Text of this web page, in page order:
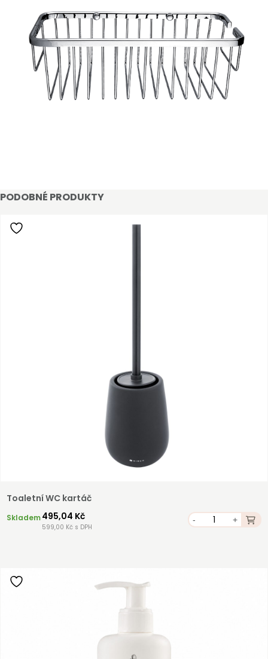
PODOBNÉ PRODUKTY
Toaletní WC kartáč
Skladem495,04 Kč
599,00 Kč s DPH
- +